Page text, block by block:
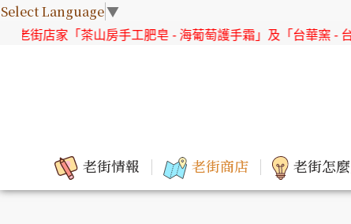
Select Language▼
山房手工肥皂 - 海葡萄護手霜」及「台華窯 - 台灣原生花系
老街情報 老街商店 老街怎